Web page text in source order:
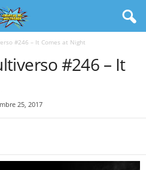
#246 – It Comes at Night
#246 – It
25, 2017